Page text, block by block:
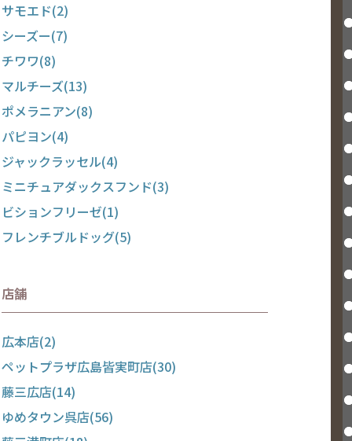
サモエド(2)
シーズー(7)
チワワ(8)
マルチーズ(13)
ポメラニアン(8)
パピヨン(4)
ジャックラッセル(4)
ミニチュアダックスフンド(3)
ビションフリーゼ(1)
フレンチブルドッグ(5)
店舗
広本店(2)
ペットプラザ広島皆実町店(30)
藤三広店(14)
ゆめタウン呉店(56)